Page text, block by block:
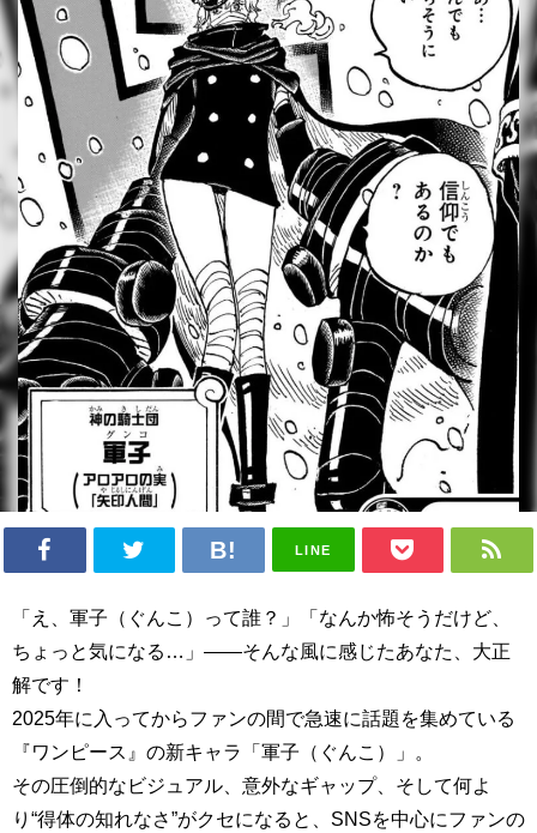
LINE
「え、軍子（ぐんこ）って誰？」「なんか怖そうだけど、
ちょっと気になる…」——そんな風に感じたあなた、大正
解です！
2025年に入ってからファンの間で急速に話題を集めている
『ワンピース』の新キャラ「軍子（ぐんこ）」。
その圧倒的なビジュアル、意外なギャップ、そして何よ
り“得体の知れなさ”がクセになると、SNSを中心にファンの